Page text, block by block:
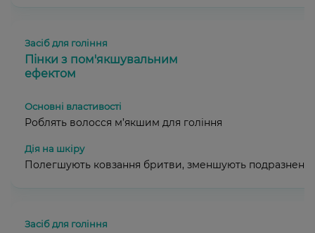
Пінки з пом'якшувальним
ефектом
Роблять волосся м’якшим для гоління
Полегшують ковзання бритви, зменшують